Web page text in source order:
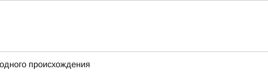
происхождения